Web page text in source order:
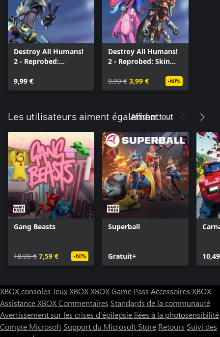
Destroy All Humans!
2 - Reprobed:
DLC
9,99 €
Destroy All Humans!
2 - Reprobed: Skin
9,99 € 3,99 € -60%
Les utilisateurs aiment également
Afficher tout
Gang Beasts
18,99 € 7,59 € -60%
Superball
Gratuit+
XBOX consoles Jeux XBOXXBOX Game Pass Accessoires XBOX
Assistance XBOXCommentaires Standards de la communauté
Avertissement sur les crises d’épilepsie liées à la photosensibilité
Compte Microsoft Support du Microsoft Store Retours Suivi des